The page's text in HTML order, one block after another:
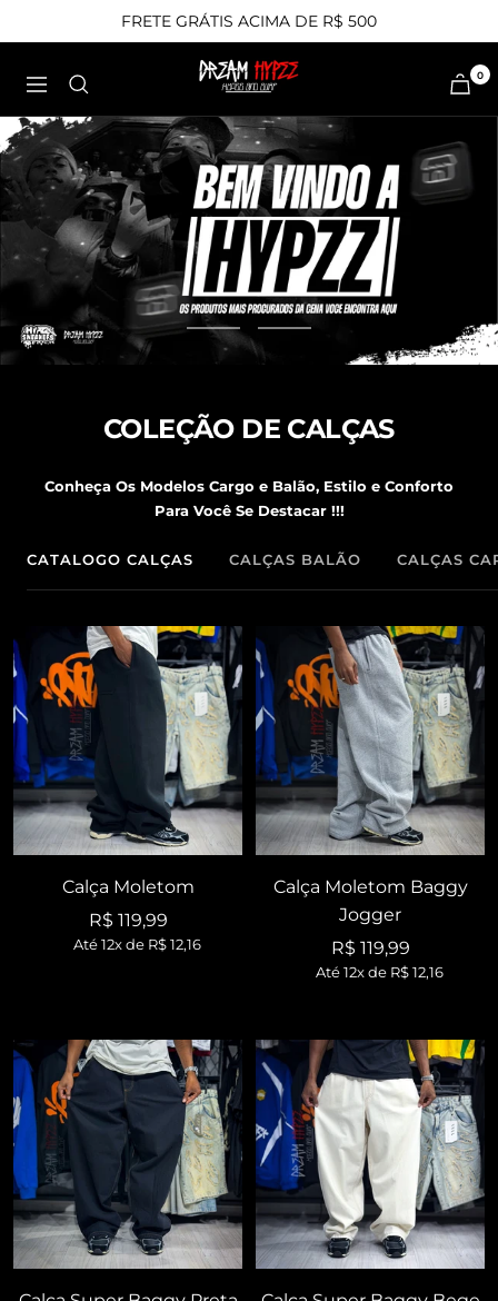
para
FRETE GRÁTIS ACIMA DE R$ 500
Navegação
LOJA
DREAM
0
1
ao
2
COLEÇÃO DE CALÇAS
Conheça Os Modelos Cargo e Balão, Estilo e Conforto
Para Você Se Destacar !!!
CATALOGO CALÇAS CALÇAS BALÃO CALÇAS
Calça Moletom
Preço
promocional
R$ 119,99
Até 12x de R$ 12,16
Calça Moletom Baggy
Jogger
Preço
promocional
R$ 119,99
Até 12x de R$ 12,16